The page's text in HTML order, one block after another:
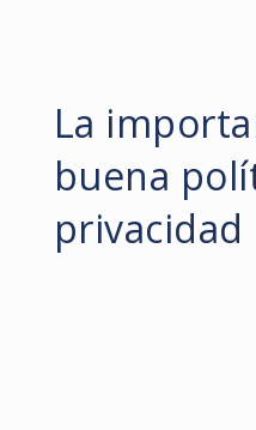
La
buena
privacidad